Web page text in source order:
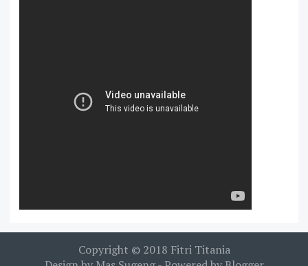
Copyright © 2018 Fitri Titania